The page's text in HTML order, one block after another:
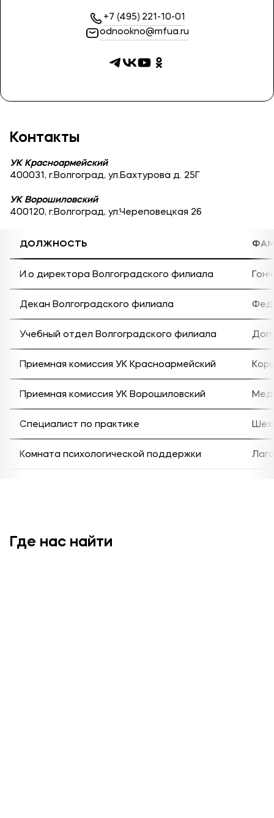
Полезное
Банковские реквизиты
Мы в соцсетях
Подобрать программу
+7 (495) 221-10-01
odnookno@mfua.ru
Контакты
УК Красноармейский
400031, г.Волгоград, ул.Бахтурова д. 25Г
УК Ворошиловский
400120, г.Волгоград, ул.Череповецкая 26
ДОЛЖНОСТЬ
И.о директора Волгоградского филиала
Декан Волгоградского филиала
Учебный отдел Волгоградского филиала
Приемная комиссия УК Красноармейский
Приемная комиссия УК Ворошиловский
Специалист по практике
Комната психологической поддержки
Где нас найти